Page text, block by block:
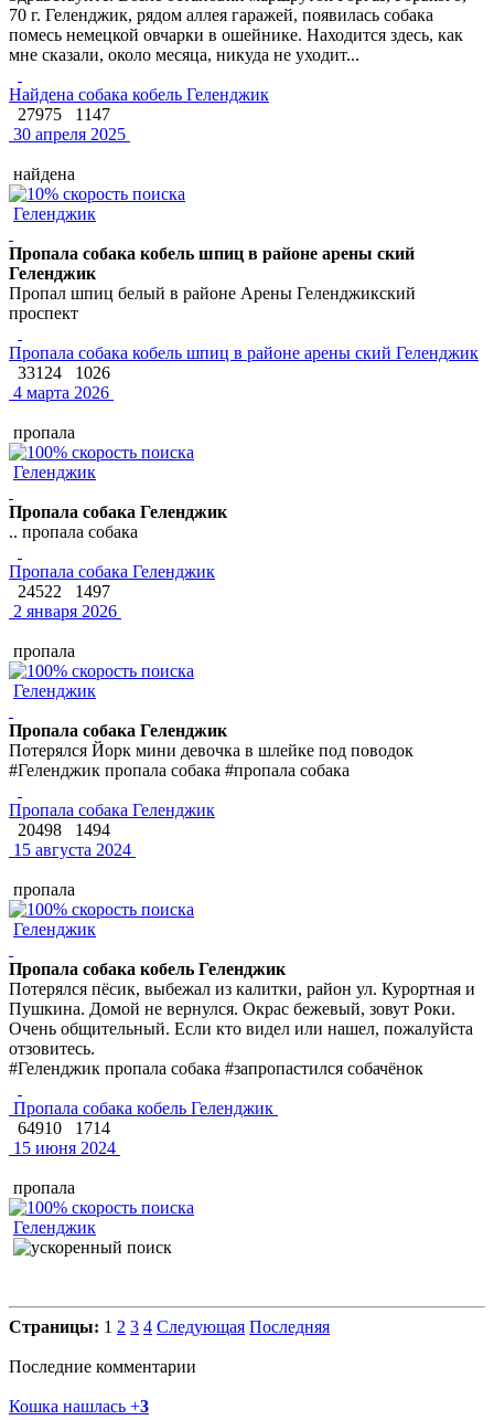
70 г. Геленджик, рядом аллея гаражей, появилась собака
помесь немецкой овчарки в ошейнике. Находится здесь, как
мне сказали, около месяца, никуда не уходит...
Найдена собака кобель Геленджик
27975
1147
30 апреля 2025
найдена
Геленджик
Пропала собака кобель шпиц в районе арены ский
Геленджик
Пропал шпиц белый в районе Арены Геленджикский
проспект
Пропала собака кобель шпиц в районе арены ский Геленджик
33124
1026
4 марта 2026
пропала
Геленджик
Пропала собака Геленджик
.. пропала собака
Пропала собака Геленджик
24522
1497
2 января 2026
пропала
Геленджик
Пропала собака Геленджик
Потерялся Йорк мини девочка в шлейке под поводок
#Геленджик пропала собака #пропала собака
Пропала собака Геленджик
20498
1494
15 августа 2024
пропала
Геленджик
Пропала собака кобель Геленджик
Потерялся пёсик, выбежал из калитки, район ул. Курортная и
Пушкина. Домой не вернулся. Окрас бежевый, зовут Роки.
Очень общительный. Если кто видел или нашел, пожалуйста
отзовитесь.
#Геленджик пропала собака #запропастился собачёнок
Пропала собака кобель Геленджик
64910
1714
15 июня 2024
пропала
Геленджик
Страницы: 1 2 3 4 Следующая Последняя
Последние комментарии
Кошка нашлась +3